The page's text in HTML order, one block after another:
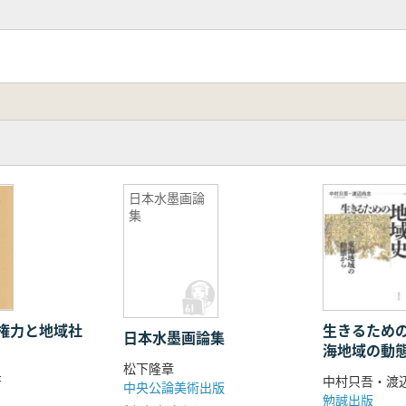
力と地域社
日本水墨画論
集
日本水墨画論集
松下隆章
中央公論美術出版
生きるため
海地域の動
中村只吾・
勉誠出版